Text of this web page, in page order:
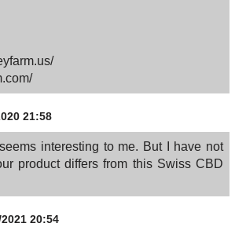
21:58
interesting to me. But I have not
product differs from this Swiss CBD
20:54